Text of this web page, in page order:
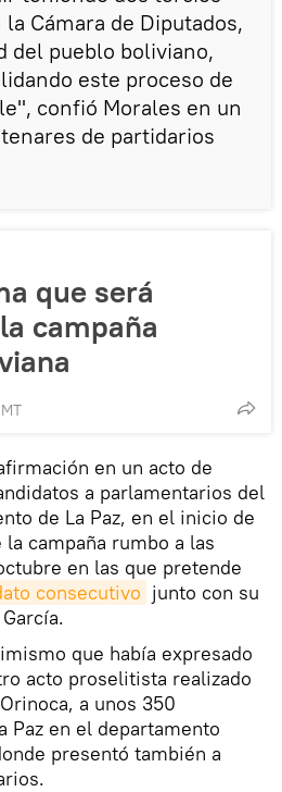
Cámara de Diputados,
del pueblo boliviano,
este proceso de
confió Morales en un
de partidarios
que será
campaña
en un acto de
a parlamentarios del
de La Paz, en el inicio de
campaña rumbo a las
en las que pretende
consecutivo junto con su
que había expresado
acto proselitista realizado
a unos 350
Paz en el departamento
presentó también a